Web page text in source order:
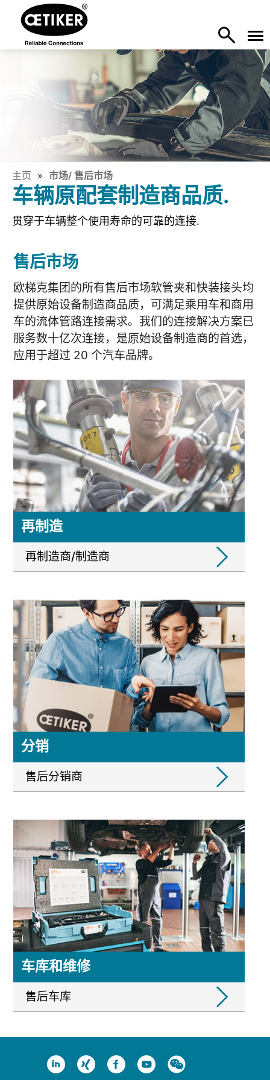
车辆原配套制造商品质.
贯穿于车辆整个使用寿命的可靠的连接.
主页 市场/ 售后市场
售后市场
欧梯克集团的所有售后市场软管夹和快装接头均
提供原始设备制造商品质，可满足乘用车和商用
车的流体管路连接需求。我们的连接解决方案已
服务数十亿次连接，是原始设备制造商的首选，
应用于超过 20 个汽车品牌。
再制造
再制造商/制造商
分销
售后分销商
车库和维修
售后车库